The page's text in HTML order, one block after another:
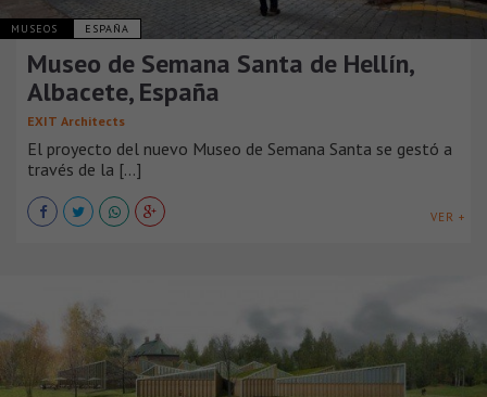
MUSEOS ESPAÑA
Museo de Semana Santa de Hellín,
Albacete, España
EXIT Architects
El proyecto del nuevo Museo de Semana Santa se gestó a
través de la [...]
VER +